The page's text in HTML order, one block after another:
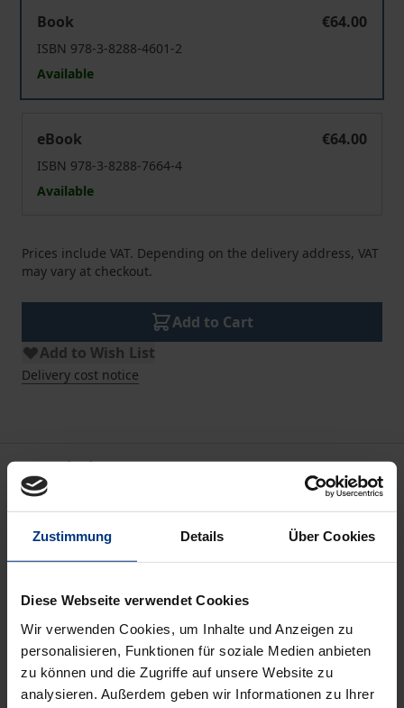
Zustimmung Details Über Cookies
Diese Webseite verwendet Cookies
Wir verwenden Cookies, um Inhalte und Anzeigen zu
personalisieren, Funktionen für soziale Medien anbieten
zu können und die Zugriffe auf unsere Website zu
analysieren. Außerdem geben wir Informationen zu Ihrer
Book
€64.00
ISBN 978-3-8288-4601-2
Available
eBook
€64.00
ISBN 978-3-8288-7664-4
Available
Prices include VAT. Depending on the delivery address, VAT
may vary at checkout.
Add to Cart
Add to Wish List
Delivery cost notice
Description
resources in Germany is huge. Based on this
consequences which occur in cases where
beneficiary interests under construction planning
law collide with the domain of area protection by
conservation law in the outer zone. The thesis
explores admissibility criteria which apply to outer